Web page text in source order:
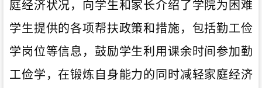
庭经济状况，向学生和家长介绍了学院为困难
学生提供的各项帮扶政策和措施，包括勤工俭
学岗位等信息，鼓励学生利用课余时间参加勤
工俭学，在锻炼自身能力的同时减轻家庭经济